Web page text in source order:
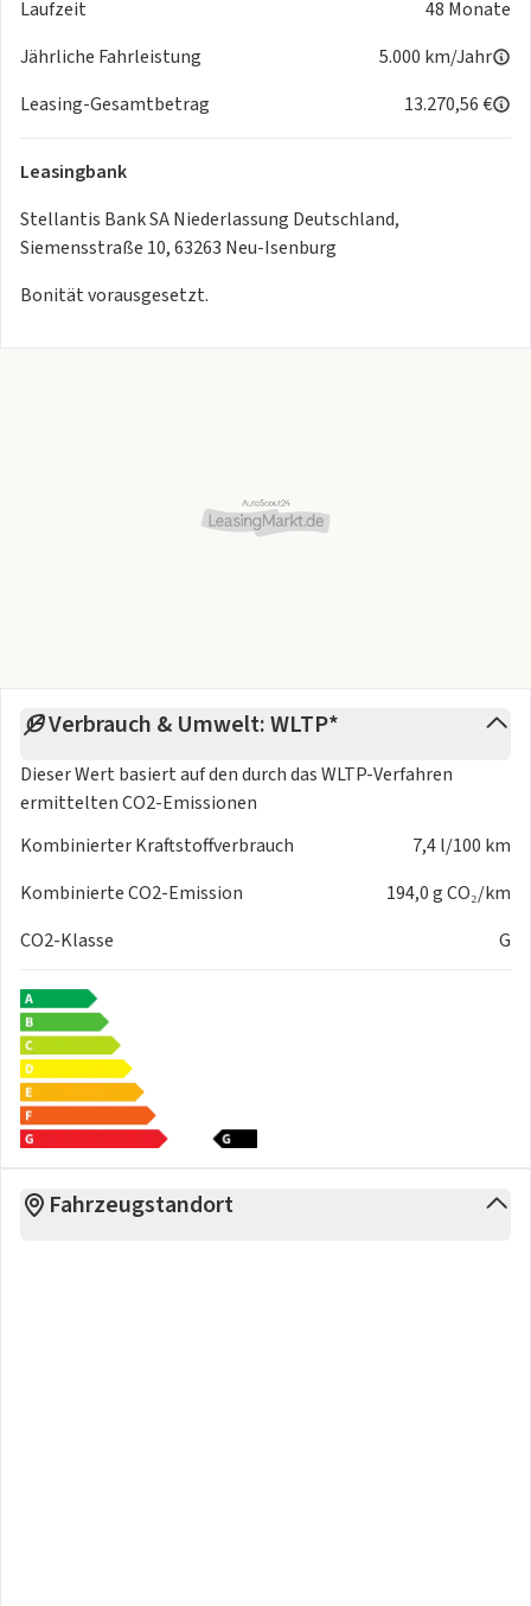
+Seitenschutzleisten in Perla Nera Schwarz
+Sicht-Paket (Lichtsensor, Regensensor)
+Sonnenblenden, Fahrer und Beifahrer, inkl. Make-up-
Spiegeln
+Stoßfänger vorn und hinten in Wagenfarbe lackiert
+Türaußengriffe in Wagenfarbe lackiert
+Zentralverriegelung mit Funkfernbedienung
Laufzeit
48 Monate
Jährliche Fahrleistung
5.000 km/Jahr
Leasing-Gesamtbetrag
13.270,56 €
Leasingbank
Stellantis Bank SA Niederlassung Deutschland,
Siemensstraße 10, 63263 Neu-Isenburg
Bonität vorausgesetzt.
Verbrauch & Umwelt: WLTP*
Dieser Wert basiert auf den durch dasWLTP-Verfahren
ermittelten CO2-Emissionen
Kombinierter Kraftstoffverbrauch
7,4 l/100 km
Kombinierte CO2-Emission
194,0 g CO₂/km
CO2-Klasse
G
Fahrzeugstandort